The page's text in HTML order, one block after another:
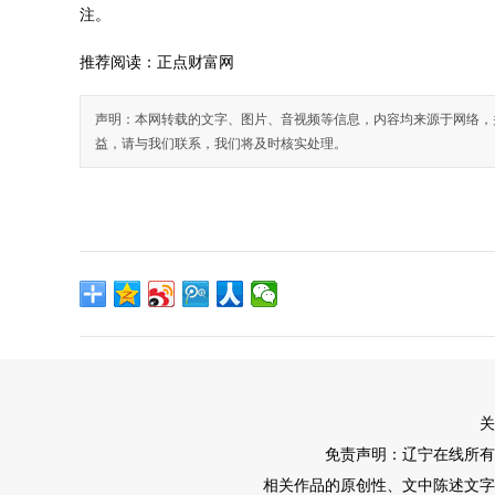
注。
推荐阅读： 正点财富网
声明：本网转载的文字、图片、音视频等信息，内容均来源于网络
益，请与我们联系，我们将及时核实处理。
免责声明：辽宁在线所
相关作品的原创性、文中陈述文